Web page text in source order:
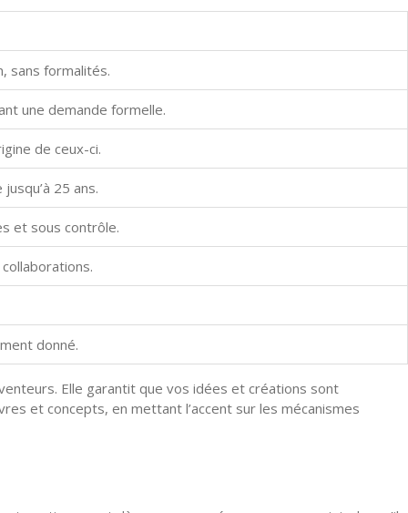
sans formalités.
une demande formelle.
de ceux-ci.
25 ans.
et sous contrôle.
donné.
Elle garantit que vos idées et créations sont
et concepts, en mettant l’accent sur les mécanismes